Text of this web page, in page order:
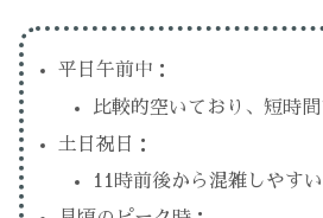
平日午前中：
比較的空いており、短時
土日祝日：
11時前後から混雑しやすい